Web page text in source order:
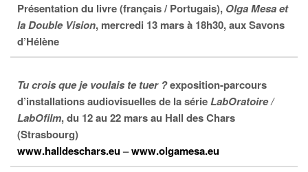
Présentation du livre (français / Portugais), Olga Mesa et
la Double Vision, mercredi 13 mars à 18h30, aux Savons
d’Hélène
Tu crois que je voulais te tuer ?exposition-parcours
d’installations audiovisuelles de la sérieLabOratoire /
LabOfilm, du 12 au 22 mars au Hall des Chars
(Strasbourg)
www.halldeschars.eu–www.olgamesa.eu